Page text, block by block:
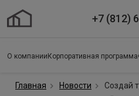
+7 (812)
О компании Корпоративная программа
Главная Новости
Создай